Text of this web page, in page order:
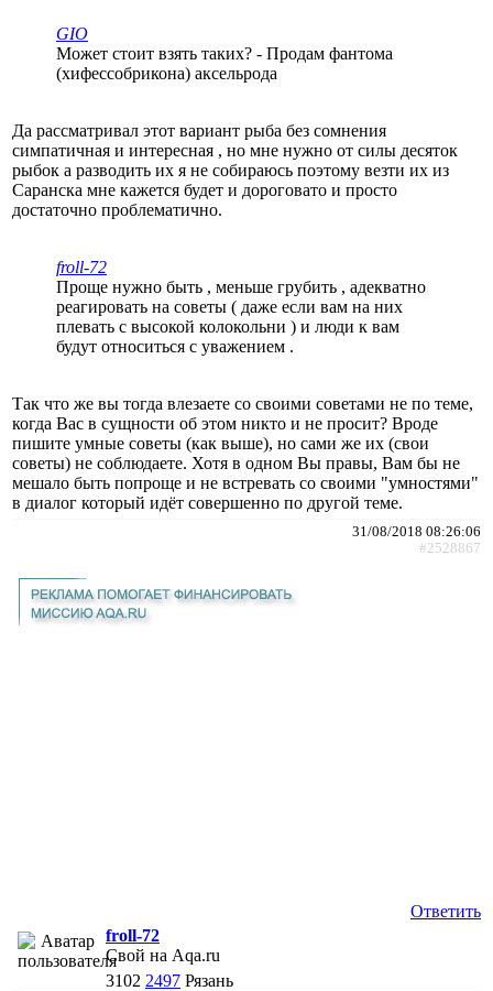
GIO
Может стоит взять таких? - Продам фантома
(хифессобрикона) аксельрода
Да рассматривал этот вариант рыба без сомнения
симпатичная и интересная , но мне нужно от силы десяток
рыбок а разводить их я не собираюсь поэтому везти их из
Саранска мне кажется будет и дороговато и просто
достаточно проблематично.
froll-72
Проще нужно быть , меньше грубить , адекватно
реагировать на советы ( даже если вам на них
плевать с высокой колокольни ) и люди к вам
будут относиться с уважением .
Так что же вы тогда влезаете со своими советами не по теме,
когда Вас в сущности об этом никто и не просит? Вроде
пишите умные советы (как выше), но сами же их (свои
советы) не соблюдаете. Хотя в одном Вы правы, Вам бы не
мешало быть попроще и не встревать со своими "умностями"
в диалог который идёт совершенно по другой теме.
31/08/2018 08:26:06
#2528867
Ответить
froll-72
Свой на Aqa.ru
3102 2497 Рязань